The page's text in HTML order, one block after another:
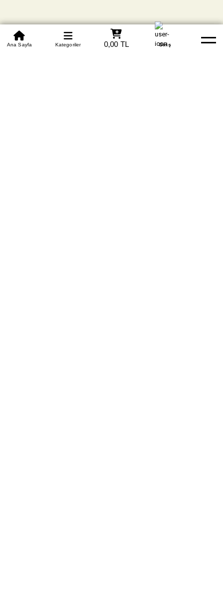
0850 305 09 70
Beden Tablosu Banka Hesapları Whatsapp Yardım
Ana Sayfa Kategoriler 0,00 TL Giriş